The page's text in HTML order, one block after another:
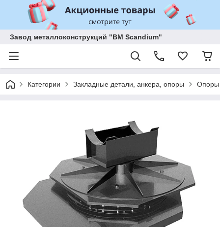
Завод металлоконструкций "BM Scandium"
Категории Закладные детали, анкера, опоры Опоры